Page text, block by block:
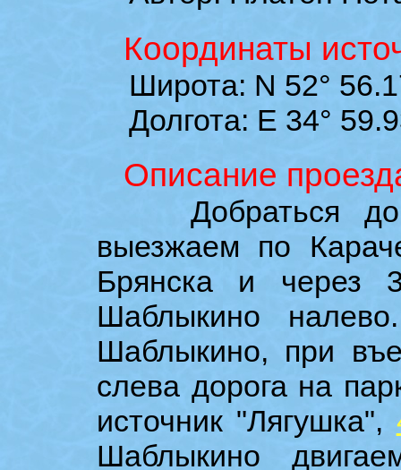
Координаты
Широта: N 52°
Долгота: E 34°
Описание
Добраться
выезжаем по
Брянска и через
Шаблыкино
Шаблыкино, при
слева дорога на
источник "Лягушка",
Шаблыкино